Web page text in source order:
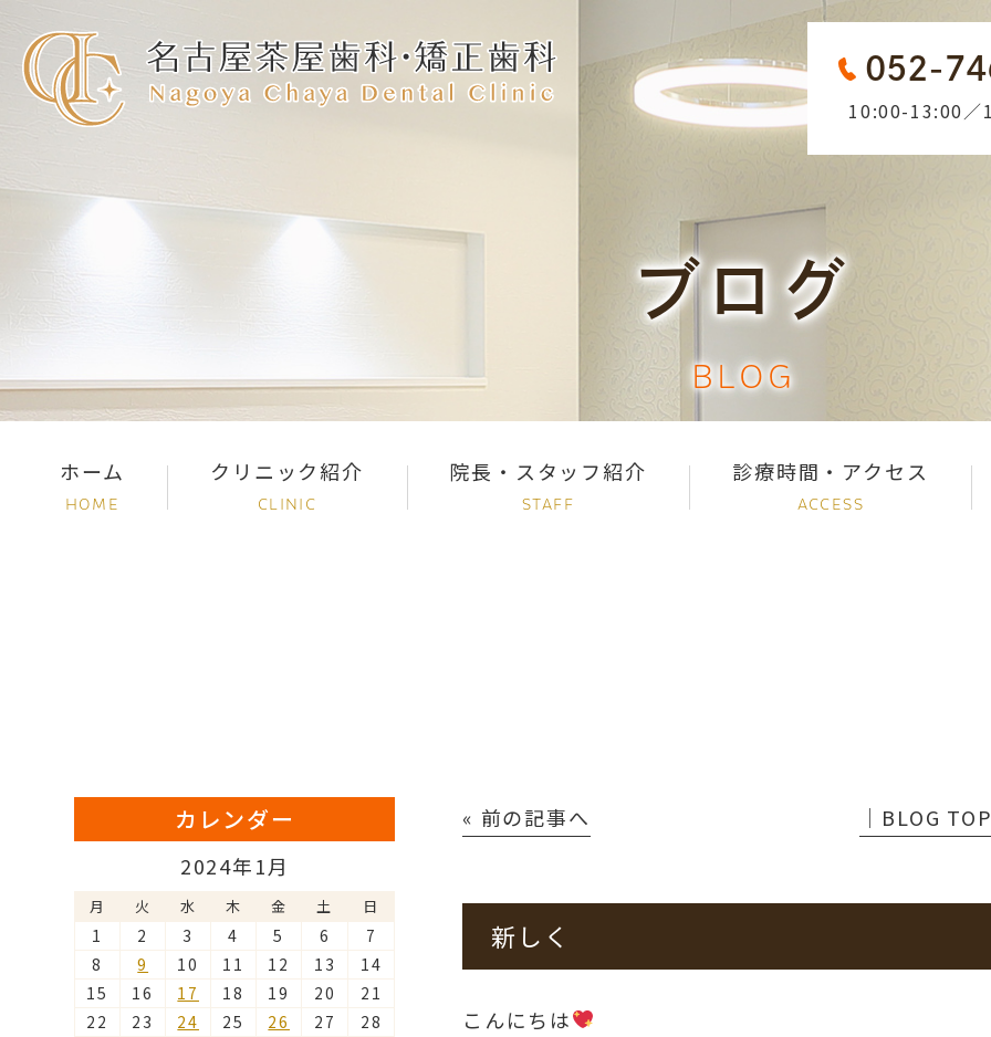
052-
10:00-13:00／
ブログ
BLOG
ホーム
HOME
クリニック紹介
CLINIC
院長・スタッフ紹介
STAFF
診療時間・アクセス
ACCESS
« 前の記事へ │BLOG
新しく
こんにちは
カレンダー
2024年1月
月 火 水 木 金 土 日
1 2 3 4 5 6
7
8
9 10 11 12 13
14
15
16 17 18 19 20
21
22
23 24 25 26 27
28